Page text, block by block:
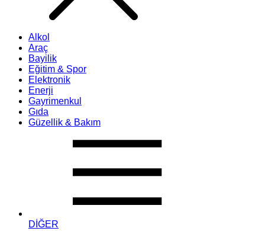
Alkol
Araç
Bayilik
Eğitim & Spor
Elektronik
Enerji
Gayrimenkul
Gıda
Güzellik & Bakım
DİĞER